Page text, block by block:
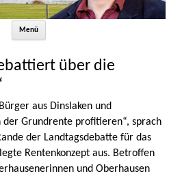
Menü
über die
aus Dinslaken und
der Grundrente profitieren“, sprach
der Landtagsdebatte für das
Rentenkonzept aus. Betroffen
und Oberhausen